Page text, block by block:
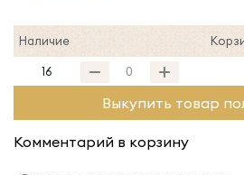
Наличие
16
Выкупить товар
Комментарий в корзину